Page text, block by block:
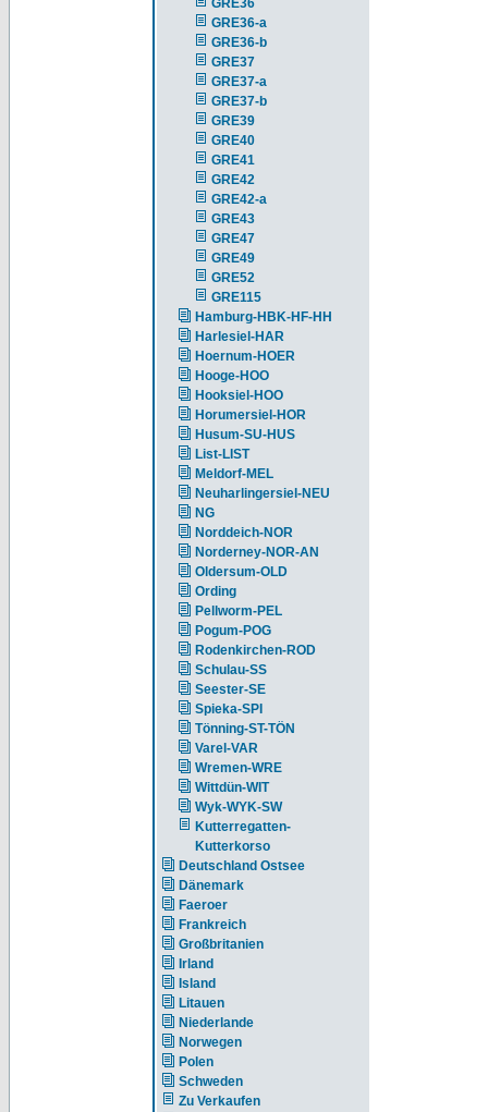
GRE36
GRE36-a
GRE36-b
GRE37
GRE37-a
GRE37-b
GRE39
GRE40
GRE41
GRE42
GRE42-a
GRE43
GRE47
GRE49
GRE52
GRE115
Hamburg-HBK-HF-HH
Harlesiel-HAR
Hoernum-HOER
Hooge-HOO
Hooksiel-HOO
Horumersiel-HOR
Husum-SU-HUS
List-LIST
Meldorf-MEL
Neuharlingersiel-NEU
NG
Norddeich-NOR
Norderney-NOR-AN
Oldersum-OLD
Ording
Pellworm-PEL
Pogum-POG
Rodenkirchen-ROD
Schulau-SS
Seester-SE
Spieka-SPI
Tönning-ST-TÖN
Varel-VAR
Wremen-WRE
Wittdün-WIT
Wyk-WYK-SW
Kutterregatten-
Kutterkorso
Deutschland Ostsee
Dänemark
Faeroer
Frankreich
Großbritanien
Irland
Island
Litauen
Niederlande
Norwegen
Polen
Schweden
Zu Verkaufen